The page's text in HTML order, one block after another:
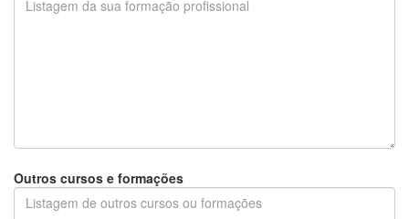
Outros cursos e formações